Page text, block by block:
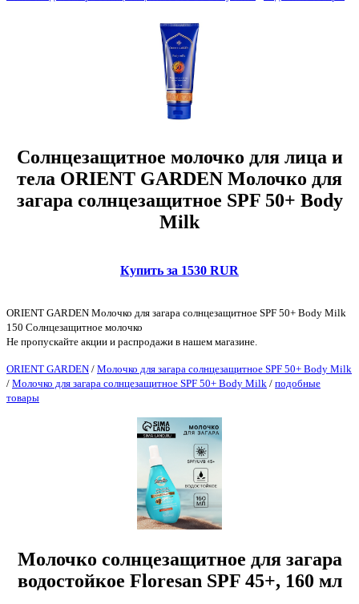
Солнцезащитное молочко для лица и
тела ORIENT GARDEN Молочко для
загара солнцезащитное SPF 50+ Body
Milk
Купить за 1530 RUR
ORIENT GARDEN Молочко для загара солнцезащитное SPF 50+ Body Milk
150 Солнцезащитное молочко
Не пропускайте акции и распродажи в нашем магазине.
ORIENT GARDEN / Молочко для загара солнцезащитное SPF 50+ Body Milk
/ Молочко для загара солнцезащитное SPF 50+ Body Milk / подобные
товары
Молочко солнцезащитное для загара
водостойкое Floresan SPF 45+, 160 мл